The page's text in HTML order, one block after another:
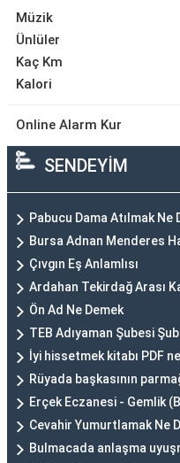
Müzik
Ünlüler
Kaç Km
Kalori
Online Alarm Kur
SENDEYİM
Pabucu Dama Atılmak Ne
Bursa Adnan Menderes
Çıvgın Eş Anlamlısı
Ardahan Tekirdağ Arası
Ön Ad Ne Demek
TEB Adıyaman Şubesi
İyi hissetmek kitabı PDF
Rüyada başkasının
Erçek Eczanesi - Gemlik
Cevahir Yumurtlamak Ne
Bulmacada anlaşma